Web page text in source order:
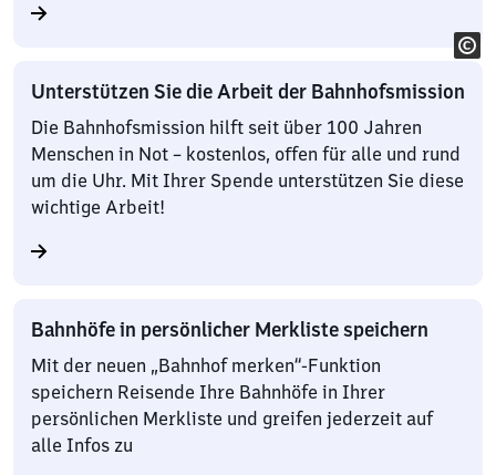
Unterstützen Sie die Arbeit der Bahnhofsmission
Die Bahnhofsmission hilft seit über 100 Jahren
Menschen in Not – kostenlos, offen für alle und rund
um die Uhr. Mit Ihrer Spende unterstützen Sie diese
wichtige Arbeit!
Bahnhöfe in persönlicher Merkliste speichern
Mit der neuen „Bahnhof merken“-Funktion
speichern Reisende Ihre Bahnhöfe in Ihrer
persönlichen Merkliste und greifen jederzeit auf
alle Infos zu